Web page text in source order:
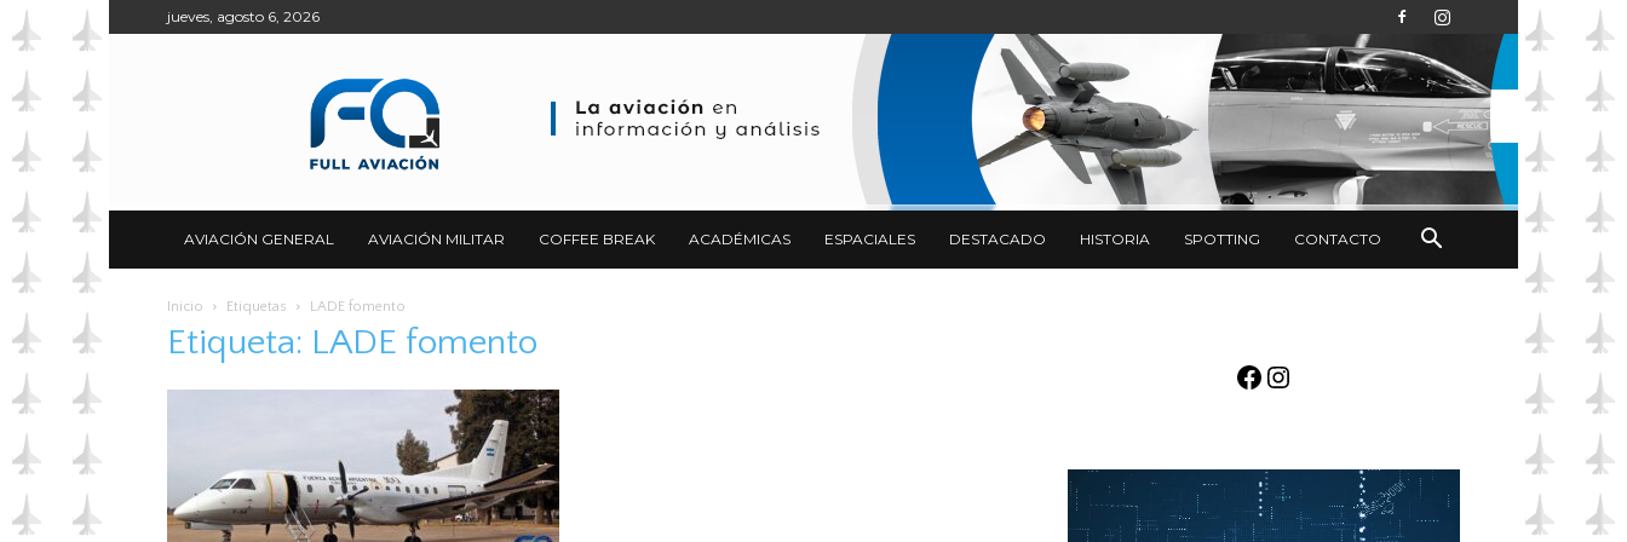
jueves, agosto 6, 2026
AVIACIÓN GENERAL AVIACIÓN MILITAR COFFEE BREAK ACADÉMICAS ESPACIALES DESTACADO HISTORIA SPOTTING CONTACTO
Inicio Etiquetas LADE fomento
Etiqueta: LADE fomento
Facebook
Instagram